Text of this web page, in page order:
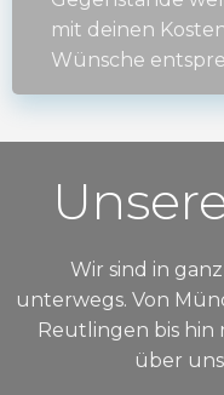
mit deinen
Wünsche
Wir sind in
unterwegs. Von
Reutlingen bis hin
über